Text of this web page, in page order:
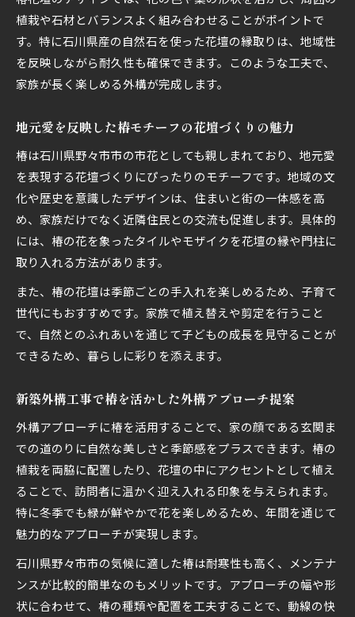
植栽や石材とバランスよく組み合わせることがポイントで
す。特に石川県産の自然石を使った花壇の縁取りは、地域性
を反映しながら耐久性も確保できます。このような工夫で、
家族が長く楽しめる外構が完成します。
地元愛を反映した椿モチーフの花壇づくりの魅力
椿は石川県野々市市の市花としても親しまれており、地元愛
を表現する花壇づくりにぴったりのモチーフです。地域の文
化や歴史を意識したデザインは、住まいと街の一体感を高
め、家族だけでなく近隣住民との交流も促進します。具体的
には、椿の花を象ったタイルやモザイクを花壇の縁や門柱に
取り入れる方法があります。
また、椿の花壇は季節ごとの手入れを楽しめるため、子育て
世代にもおすすめです。家族で植え替えや剪定を行うこと
で、自然とのふれあいを通じて子どもの成長を見守ることが
できるため、暮らしに彩りを添えます。
新築外構工事で椿を活かした外構アプローチ提案
外構アプローチに椿を活用することで、家の顔である玄関ま
での道のりに自然な美しさと季節感をプラスできます。椿の
植栽を両脇に配置したり、花壇の中にアクセントとして植え
ることで、訪問者に温かく迎え入れる印象を与えられます。
特に冬季でも緑が鮮やかで花を楽しめるため、年間を通じて
魅力的なアプローチが実現します。
石川県野々市市の気候に適した椿は耐寒性も高く、メンテナ
ンスが比較的簡単なのもメリットです。アプローチの幅や形
状に合わせて、椿の種類や配置を工夫することで、動線の快